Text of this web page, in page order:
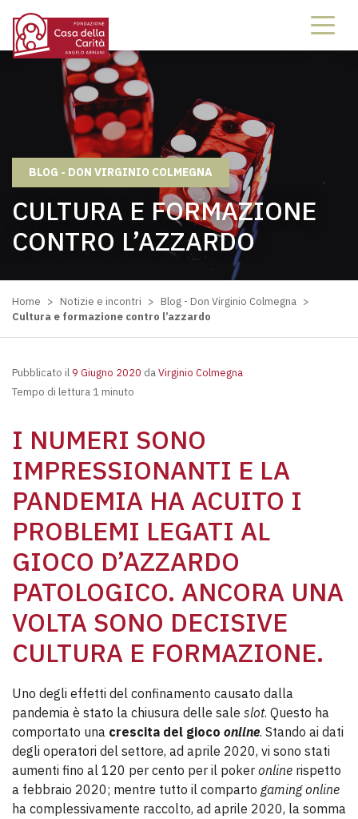
BLOG - DON VIRGINIO COLMEGNA
CULTURA E FORMAZIONE
CONTRO L’AZZARDO
Home > Notizie e incontri > Blog - Don Virginio Colmegna >
Cultura e formazione contro l’azzardo
Pubblicato il 9 Giugno 2020 daVirginio Colmegna
Tempo di lettura 1 minuto
I NUMERI SONO
IMPRESSIONANTI E LA
PANDEMIA HA ACUITO I
PROBLEMI LEGATI AL
GIOCO D’AZZARDO
PATOLOGICO. ANCORA UNA
VOLTA SONO DECISIVE
CULTURA E FORMAZIONE.
Uno degli effetti del confinamento causato dalla
pandemia è stato la chiusura delle sale slot. Questo ha
comportato una crescita del gioco online. Stando ai dati
degli operatori del settore, ad aprile 2020, vi sono stati
aumenti fino al 120 per cento per il poker online rispetto
a febbraio 2020; mentre tutto il comparto gaming online
ha complessivamente raccolto, ad aprile 2020, la somma